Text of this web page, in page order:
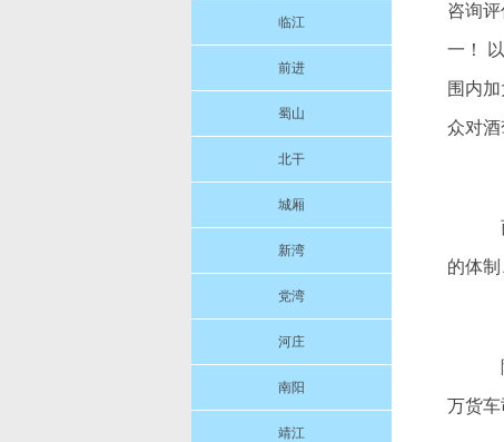
临江
前进
蜀山
北干
城厢
新湾
党湾
河庄
南阳
靖江
咨询
一！
围内
众对酒
的体
万货车